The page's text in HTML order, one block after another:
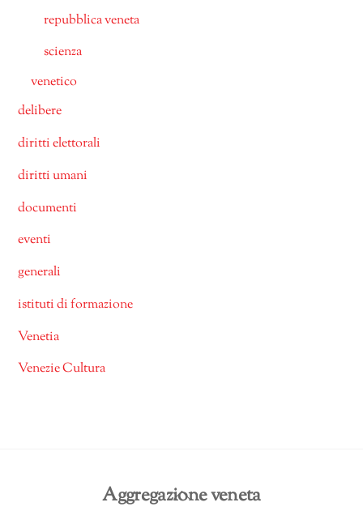
repubblica veneta
scienza
venetico
delibere
diritti elettorali
diritti umani
documenti
eventi
generali
istituti di formazione
Venetia
Venezie Cultura
Back
Aggregazione veneta